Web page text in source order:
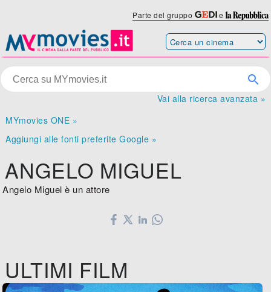
Parte del gruppo e
Vai alla ricerca avanzata »
MYmovies ONE »
Aggiungi alle fonti preferite Google »
ANGELO MIGUEL
Angelo Miguel è un attore
ULTIMI FILM